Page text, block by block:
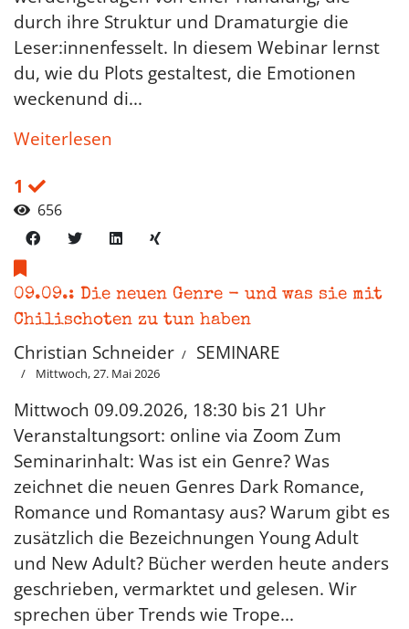
durch ihre Struktur und Dramaturgie die
Leser:innenfesselt. In diesem Webinar lernst
du, wie du Plots gestaltest, die Emotionen
weckenund di...
Weiterlesen
1
656
09.09.: Die neuen Genre - und was sie mit
Chilischoten zu tun haben
Christian Schneider SEMINARE
Mittwoch, 27. Mai 2026
Mittwoch 09.09.2026, 18:30 bis 21 Uhr
Veranstaltungsort: online via Zoom Zum
Seminarinhalt: Was ist ein Genre? Was
zeichnet die neuen Genres Dark Romance,
Romance und Romantasy aus? Warum gibt es
zusätzlich die Bezeichnungen Young Adult
und New Adult? Bücher werden heute anders
geschrieben, vermarktet und gelesen. Wir
sprechen über Trends wie Trope...